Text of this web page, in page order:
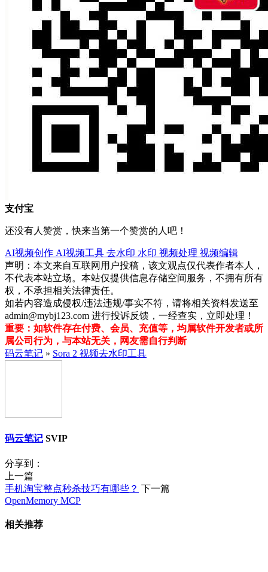
支付宝
还没有人赞赏，快来当第一个赞赏的人吧！
AI视频创作 AI视频工具 去水印 水印 视频处理 视频编辑
声明：本文来自互联网用户投稿，该文观点仅代表作者本人，
不代表本站立场。本站仅提供信息存储空间服务，不拥有所有
权，不承担相关法律责任。
如若内容造成侵权/违法违规/事实不符，请将相关资料发送至
admin@mybj123.com 进行投诉反馈，一经查实，立即处理！
重要：如软件存在付费、会员、充值等，均属软件开发者或所
属公司行为，与本站无关，网友需自行判断
码云笔记 » Sora 2 视频去水印工具
码云笔记 SVIP
分享到：
上一篇
手机淘宝整点秒杀技巧有哪些？ 下一篇
OpenMemory MCP
相关推荐